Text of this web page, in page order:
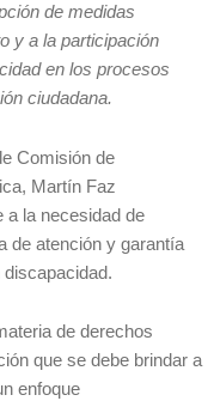
de medidas
y a la participación
en los procesos
ciudadana.
Comisión de
Martín Faz
a la necesidad de
de atención y garantía
de derechos
que se debe brindar a
enfoque